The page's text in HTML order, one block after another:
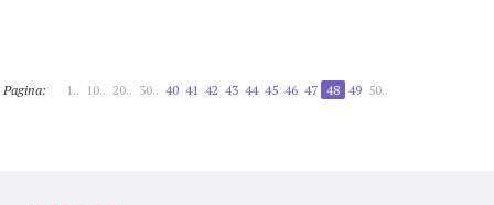
Pagina: 1.. 10.. 20.. 30.. 40 41 42 43 44 45 46 47 48 49 50..